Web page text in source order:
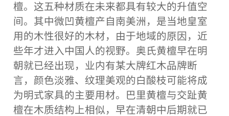
檀。这五种材质在未来都具有较大的升值空
间。其中微凹黄檀产自南美洲，是当地皇室
用的木性很好的木材，由于地域的原因，近
些年才进入中国人的视野。奥氏黄檀早在明
朝就已经出现，业内有某大牌红木品牌断
言，颜色淡雅、纹理美观的白酸枝可能将成
为明式家具的主要用材。巴里黄檀与交趾黄
檀在木质结构上相似，早在清朝中后期就已